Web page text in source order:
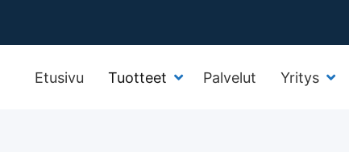
Etusivu Tuotteet Palvelut Yritys